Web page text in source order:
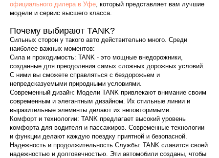
официального дилера в Уфе, который представляет вам лучшие
модели и сервис высшего класса.
Почему выбирают TANK?
Сильных сторон у такого авто действительно много. Среди
наиболее важных моментов:
Сила и проходимость: TANK - это мощные внедорожники,
созданные для преодоления самых сложных дорожных условий.
С ними вы сможете справляться с бездорожьем и
непредсказуемыми природными условиями.
Современный дизайн: Модели TANK привлекают внимание своим
современным и элегантным дизайном. Их стильные линии и
выразительные элементы делают их неповторимыми.
Комфорт и технологии: TANK предлагает высокий уровень
комфорта для водителя и пассажиров. Современные технологии
и функции делают каждую поездку приятной и безопасной.
Надежность и продолжительность Службы: TANK славится своей
надежностью и долговечностью. Эти автомобили созданы, чтобы